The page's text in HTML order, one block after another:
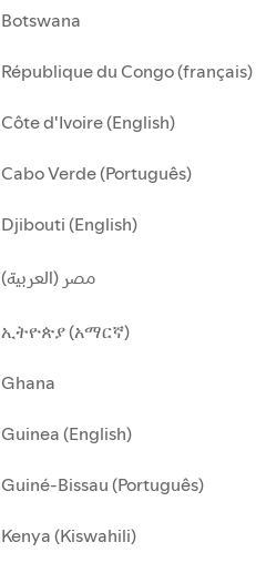
Botswana
République du Congo (français)
Côte d'Ivoire (English)
Cabo Verde (Português)
Djibouti (English)
مصر (العربية)
ኢትዮጵያ (አማርኛ)
Ghana
Guinea (English)
Guiné-Bissau (Português)
Kenya (Kiswahili)